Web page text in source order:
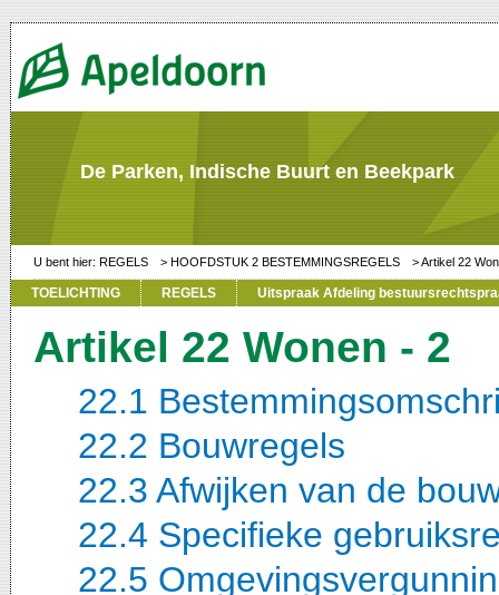
De Parken, Indische Buurt en Beekpark
REGELS HOOFDSTUK 2 BESTEMMINGSREGELS Artikel 22
TOELICHTING REGELS Uitspraak Afdeling
Artikel 22 Wonen - 2
22.1
22.2 Bouwregels
22.3 Afwijken van de
22.4 Specifieke
22.5